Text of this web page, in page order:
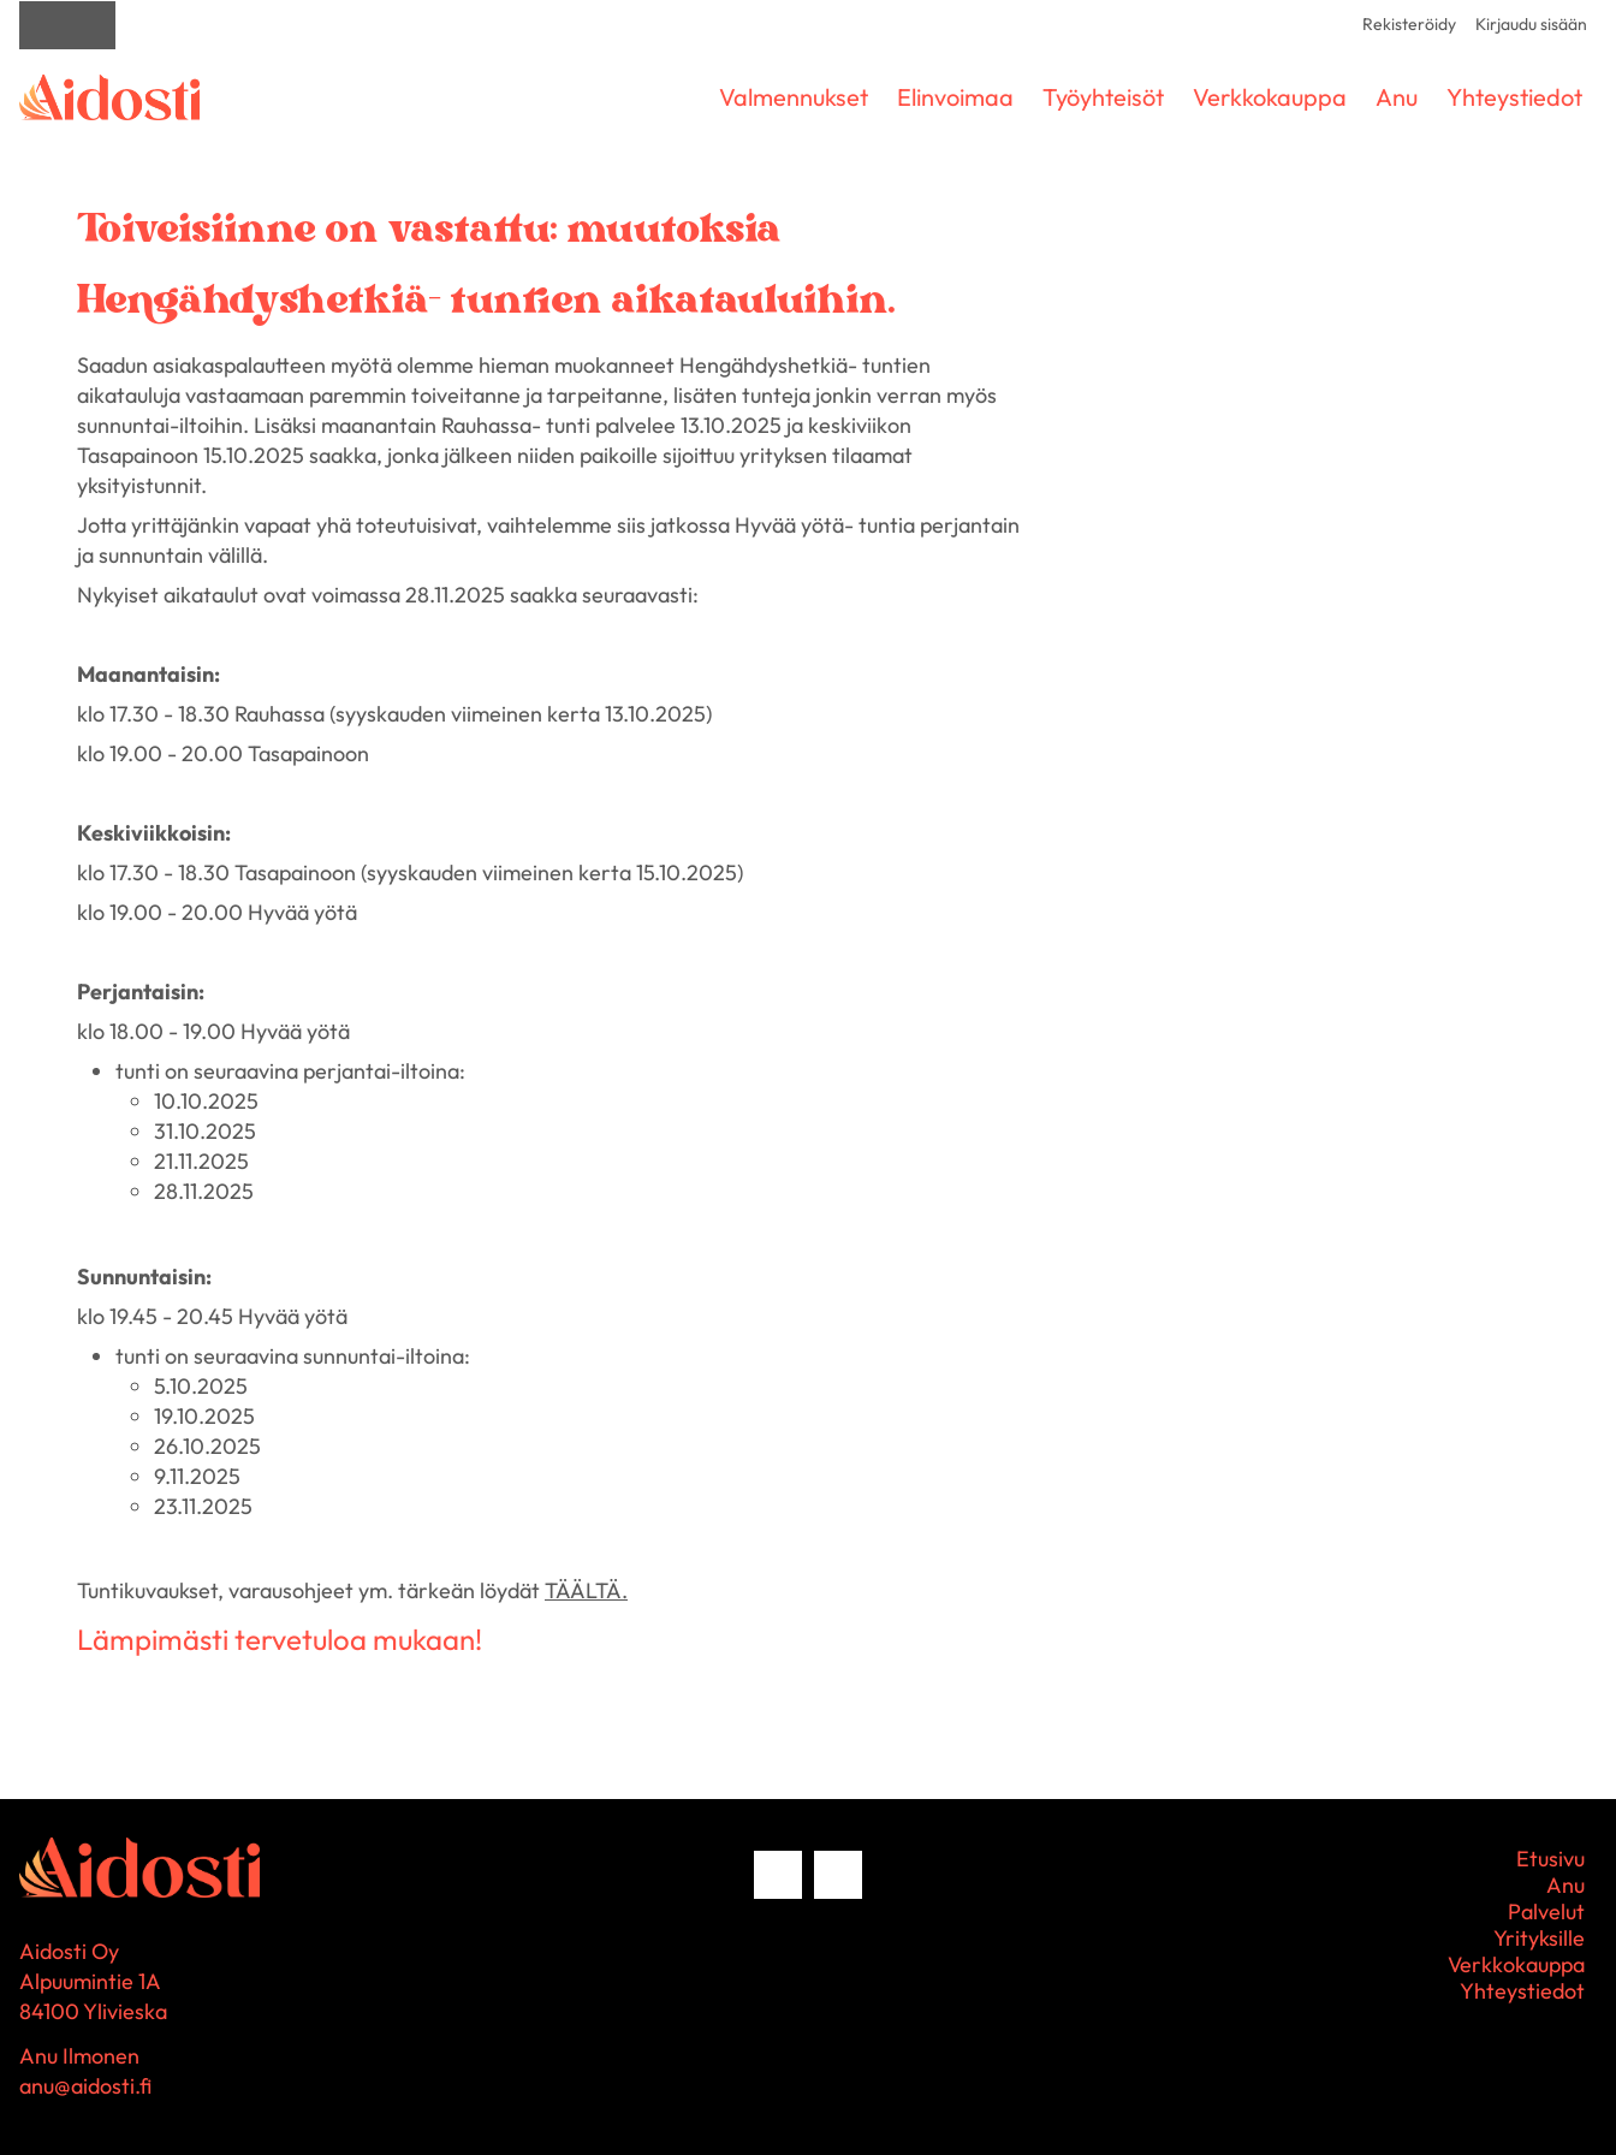
Rekisteröidy Kirjaudu sisään
Valmennukset Elinvoimaa Työyhteisöt Verkkokauppa Anu Yhteystiedot
Toiveisiinne on vastattu: muutoksia
Hengähdyshetkiä- tuntien aikatauluihin.
Saadun asiakaspalautteen myötä olemme hieman muokanneet Hengähdyshetkiä- tuntien
aikatauluja vastaamaan paremmin toiveitanne ja tarpeitanne, lisäten tunteja jonkin verran myös
sunnuntai-iltoihin. Lisäksi maanantain Rauhassa- tunti palvelee 13.10.2025 ja keskiviikon
Tasapainoon 15.10.2025 saakka, jonka jälkeen niiden paikoille sijoittuu yrityksen tilaamat
yksityistunnit.
Jotta yrittäjänkin vapaat yhä toteutuisivat, vaihtelemme siis jatkossa Hyvää yötä- tuntia perjantain
ja sunnuntain välillä.
Nykyiset aikataulut ovat voimassa 28.11.2025 saakka seuraavasti:
Maanantaisin:
klo 17.30 - 18.30 Rauhassa (syyskauden viimeinen kerta 13.10.2025)
klo 19.00 - 20.00 Tasapainoon
Keskiviikkoisin:
klo 17.30 - 18.30 Tasapainoon (syyskauden viimeinen kerta 15.10.2025)
klo 19.00 - 20.00 Hyvää yötä
Perjantaisin:
klo 18.00 - 19.00 Hyvää yötä
tunti on seuraavina perjantai-iltoina:
10.10.2025
31.10.2025
21.11.2025
28.11.2025
Sunnuntaisin:
klo 19.45 - 20.45 Hyvää yötä
tunti on seuraavina sunnuntai-iltoina:
5.10.2025
19.10.2025
26.10.2025
9.11.2025
23.11.2025
Tuntikuvaukset, varausohjeet ym. tärkeän löydätTÄÄLTÄ.
Lämpimästi tervetuloa mukaan!
Aidosti Oy
Alpuumintie 1A
84100 Ylivieska
Anu Ilmonen
anu@aidosti.fi
Etusivu
Anu
Palvelut
Yrityksille
Verkkokauppa
Yhteystiedot